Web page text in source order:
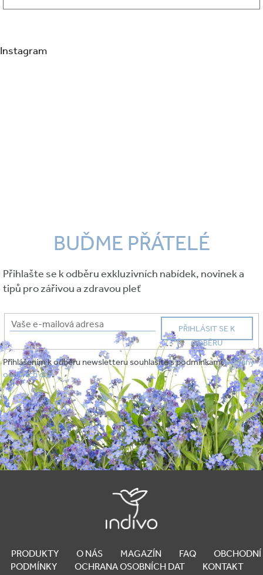
Instagram
BUĎME PŘÁTELÉ
Přihlašte se k odběru exkluzivních nabídek, novinek a
tipů pro zářivou a zdravou pleť
PŘIHLÁSIT SE K
ODBĚRU
Přihlášením k odběru newsletteru souhlasíte s podmínkamiochrany
osobních dat.
PRODUKTY O NÁS MAGAZÍN FAQ
OBCHODNÍ
PODMÍNKY
OCHRANA OSOBNÍCH DAT KONTAKT